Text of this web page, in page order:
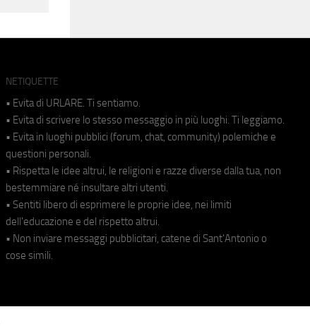
NETIQUETTE
• Evita di URLARE. Ti sentiamo.
• Evita di scrivere lo stesso messaggio in più luoghi. Ti leggiamo.
• Evita in luoghi pubblici (forum, chat, community) polemiche e
questioni personali.
• Rispetta le idee altrui, le religioni e razze diverse dalla tua, non
bestemmiare né insultare altri utenti.
• Sentiti libero di esprimere le proprie idee, nei limiti
dell'educazione e del rispetto altrui.
• Non inviare messaggi pubblicitari, catene di Sant'Antonio o
cose simili.